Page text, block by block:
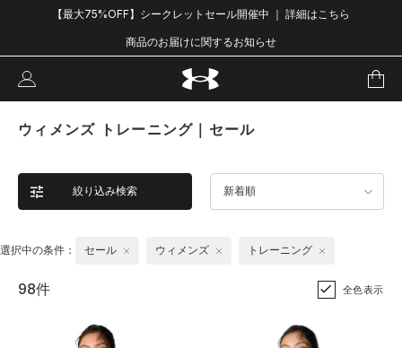
【最大75%OFF】シークレットセール開催中 ｜ 詳細はこちら
商品のお届けに関するお知らせ
ウィメンズ トレーニング｜セール
絞り込み検索 新着順
選択中の条件： セール ウィメンズ トレーニング
98件 全色表示